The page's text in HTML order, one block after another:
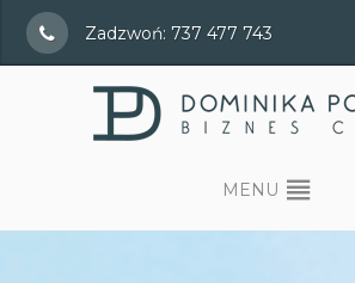
Zadzwoń: 737 477 743
MENU